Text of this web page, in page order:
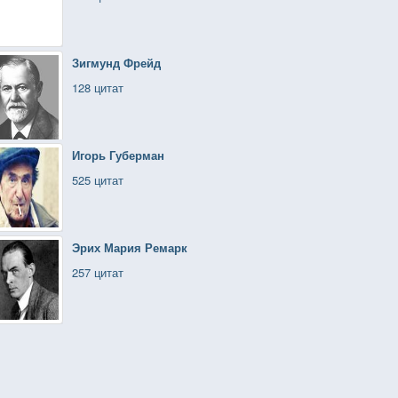
Зигмунд Фрейд
128 цитат
Игорь Губерман
525 цитат
Эрих Мария Ремарк
257 цитат